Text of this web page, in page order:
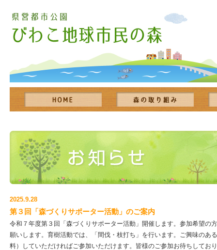
2025.9.28
第３回「森づくりサポーター活動」のご案内
令和７年度第３回「森づくりサポーター活動」開催します。参加希望の
願いします。育樹活動では、「間伐・枝打ち」を行います。ご興味のあ
料）していただければご参加いただけます。皆様のご参加お待ちしてお